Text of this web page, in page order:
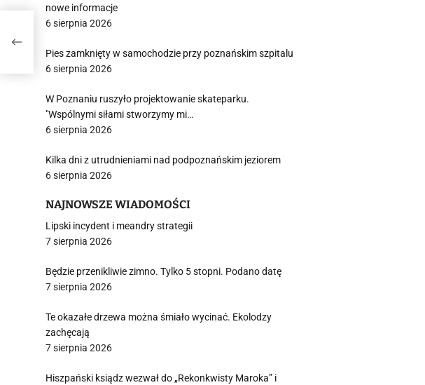
nowe informacje
6 sierpnia 2026
Pies zamknięty w samochodzie przy poznańskim szpitalu
6 sierpnia 2026
W Poznaniu ruszyło projektowanie skateparku.
"Wspólnymi siłami stworzymy mi…
6 sierpnia 2026
Kilka dni z utrudnieniami nad podpoznańskim jeziorem
6 sierpnia 2026
NAJNOWSZE WIADOMOŚCI
Lipski incydent i meandry strategii
7 sierpnia 2026
Będzie przenikliwie zimno. Tylko 5 stopni. Podano datę
7 sierpnia 2026
Te okazałe drzewa można śmiało wycinać. Ekolodzy
zachęcają
7 sierpnia 2026
Hiszpański ksiądz wezwał do „Rekonkwisty Maroka” i